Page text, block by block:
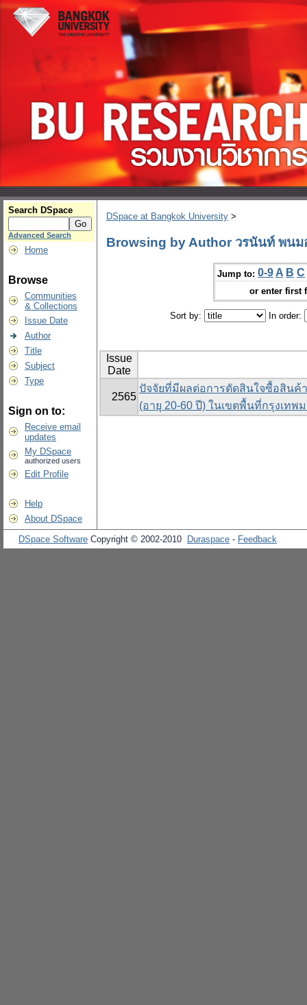
Search DSpace
Advanced Search
Home
Browse
Communities
& Collections
Issue Date
Author
Title
Subject
Type
Sign on to:
Receive email
updates
My DSpace
authorized users
Edit Profile
Help
About DSpace
DSpace at Bangkok University >
Browsing by Author วรนันท์ พนม
Jump to: 0-9 A B C
or enter first
Sort by: In order:
Issue
Date
2565
ปัจจัยที่มีผลต่อการตัดสินใจซื้อสินค้
(อายุ 20-60 ปี) ในเขตพื้นที่กรุงเทพ
DSpace Software Copyright © 2002-2010 Duraspace - Feedback